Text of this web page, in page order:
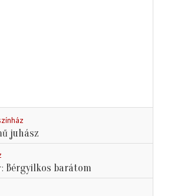
juhász
Bérgyilkos barátom